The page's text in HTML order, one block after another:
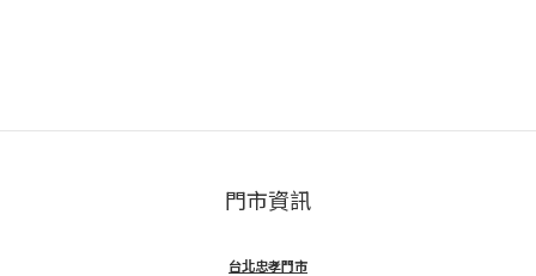
門市資訊
台北忠孝門市